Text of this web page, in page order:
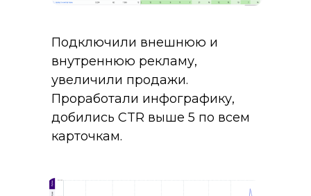
Подключили внешнюю и
внутреннюю рекламу,
увеличили продажи.
Проработали инфографику,
добились CTR выше 5 по всем
карточкам.